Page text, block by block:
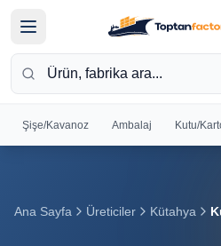
Şişe/Kavanoz Ambalaj Kutu/
Giriş yapın
Ana Sayfa Üreticiler Kütahya